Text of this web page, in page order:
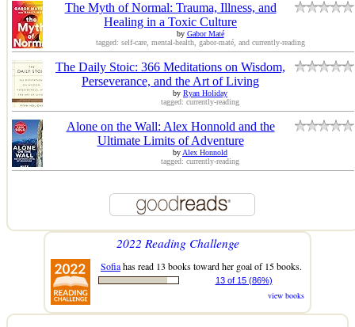
The Myth of Normal: Trauma, Illness, and
Healing in a Toxic Culture
by Gabor Maté
tagged: self-care, mental-health, gabor-maté, and currently-reading
The Daily Stoic: 366 Meditations on Wisdom,
Perseverance, and the Art of Living
by Ryan Holiday
tagged: currently-reading
Alone on the Wall: Alex Honnold and the
Ultimate Limits of Adventure
byAlex Honnold
tagged: currently-reading
2022 Reading Challenge
Sofiahas read 13 books toward her goal of 15 books.
13 of 15 (86%)
view books